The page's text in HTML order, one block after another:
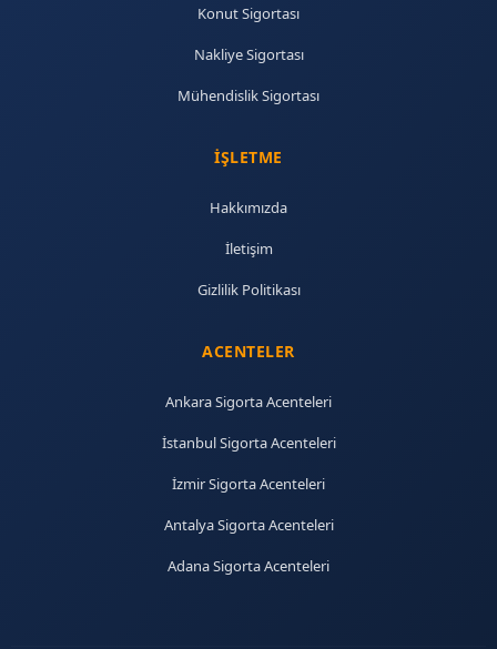
Konut Sigortası
Nakliye Sigortası
Mühendislik Sigortası
İŞLETME
Hakkımızda
İletişim
Gizlilik Politikası
ACENTELER
Ankara Sigorta Acenteleri
İstanbul Sigorta Acenteleri
İzmir Sigorta Acenteleri
Antalya Sigorta Acenteleri
Adana Sigorta Acenteleri